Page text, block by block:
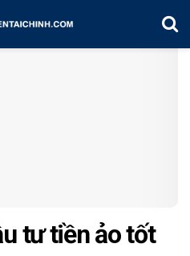
tư tiền ảo tốt